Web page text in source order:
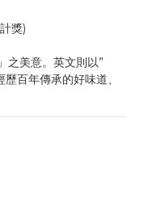
獎)
之美意。英文則以”
百年傳承的好味道、